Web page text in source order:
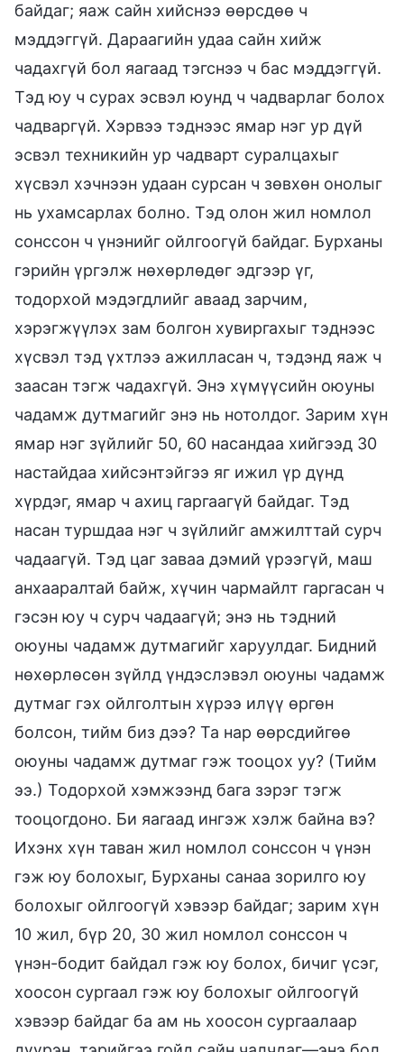
байдаг; яаж сайн хийснээ өөрсдөө ч
мэддэггүй. Дараагийн удаа сайн хийж
чадахгүй бол яагаад тэгснээ ч бас мэддэггүй.
Тэд юу ч сурах эсвэл юунд ч чадварлаг болох
чадваргүй. Хэрвээ тэднээс ямар нэг ур дүй
эсвэл техникийн ур чадварт суралцахыг
хүсвэл хэчнээн удаан сурсан ч зөвхөн онолыг
нь ухамсарлах болно. Тэд олон жил номлол
сонссон ч үнэнийг ойлгоогүй байдаг. Бурханы
гэрийн үргэлж нөхөрлөдөг эдгээр үг,
тодорхой мэдэгдлийг аваад зарчим,
хэрэгжүүлэх зам болгон хувиргахыг тэднээс
хүсвэл тэд үхтлээ ажилласан ч, тэдэнд яаж ч
заасан тэгж чадахгүй. Энэ хүмүүсийн оюуны
чадамж дутмагийг энэ нь нотолдог. Зарим хүн
ямар нэг зүйлийг 50, 60 насандаа хийгээд 30
настайдаа хийсэнтэйгээ яг ижил үр дүнд
хүрдэг, ямар ч ахиц гаргаагүй байдаг. Тэд
насан туршдаа нэг ч зүйлийг амжилттай сурч
чадаагүй. Тэд цаг заваа дэмий үрээгүй, маш
анхааралтай байж, хүчин чармайлт гаргасан ч
гэсэн юу ч сурч чадаагүй; энэ нь тэдний
оюуны чадамж дутмагийг харуулдаг. Бидний
нөхөрлөсөн зүйлд үндэслэвэл оюуны чадамж
дутмаг гэх ойлголтын хүрээ илүү өргөн
болсон, тийм биз дээ? Та нар өөрсдийгөө
оюуны чадамж дутмаг гэж тооцох уу? (Тийм
ээ.) Тодорхой хэмжээнд бага зэрэг тэгж
тооцогдоно. Би яагаад ингэж хэлж байна вэ?
Ихэнх хүн таван жил номлол сонссон ч үнэн
гэж юу болохыг, Бурханы санаа зорилго юу
болохыг ойлгоогүй хэвээр байдаг; зарим хүн
10 жил, бүр 20, 30 жил номлол сонссон ч
үнэн-бодит байдал гэж юу болох, бичиг үсэг,
хоосон сургаал гэж юу болохыг ойлгоогүй
хэвээр байдаг ба ам нь хоосон сургаалаар